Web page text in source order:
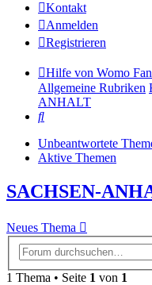
Kontakt
Anmelden
Registrieren
Hilfe von Womo
Allgemeine Rubriken
ANHALT
Suche
Unbeantwortete
Aktive Themen
SACHSEN-
Neues Thema
1 Thema • Seite 1 von 1